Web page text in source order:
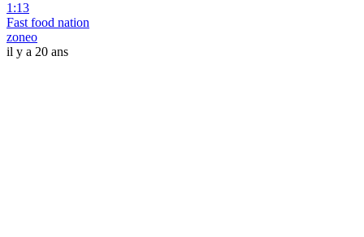
1:13
Fast food nation
zoneo
il y a 20 ans